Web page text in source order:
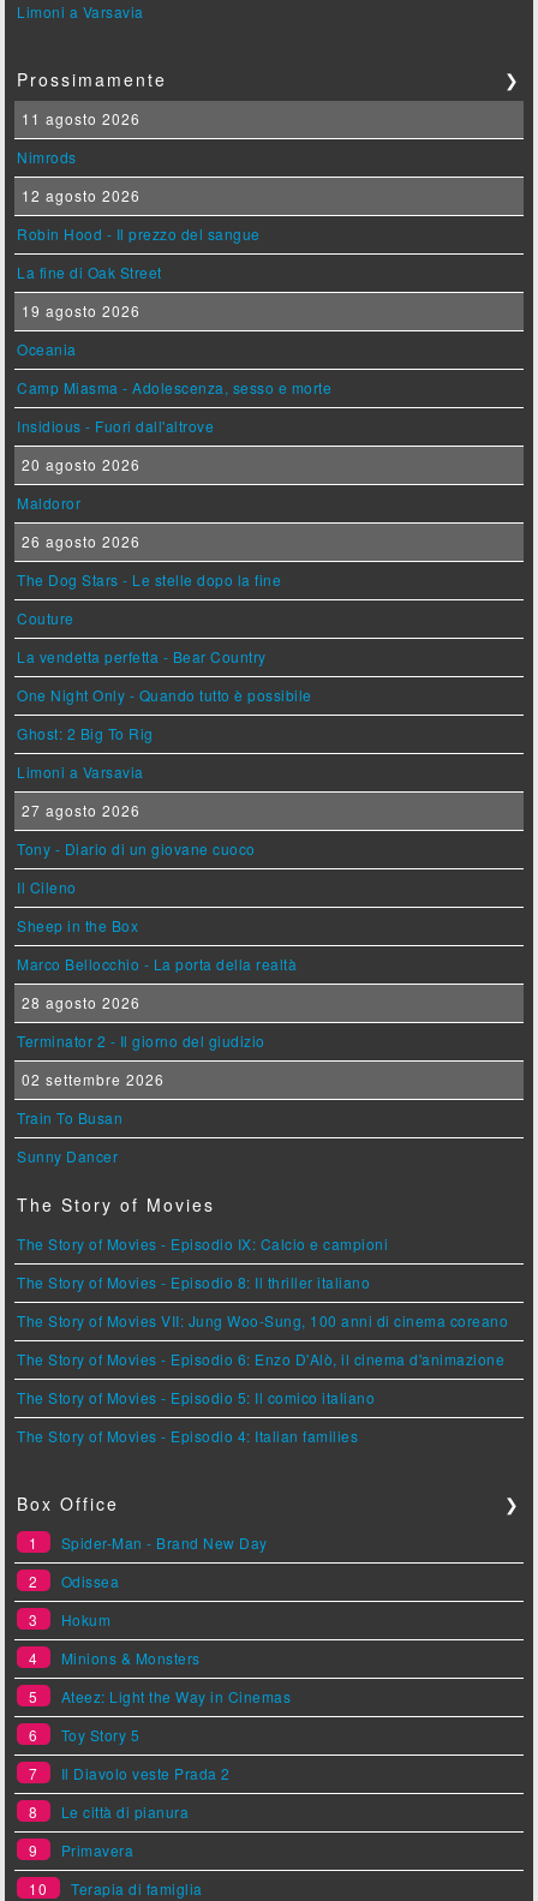
Limoni a Varsavia
Prossimamente ❯
11 agosto 2026
Nimrods
12 agosto 2026
Robin Hood - Il prezzo del sangue
La fine di Oak Street
19 agosto 2026
Oceania
Camp Miasma - Adolescenza, sesso e morte
Insidious - Fuori dall'altrove
20 agosto 2026
Maldoror
26 agosto 2026
The Dog Stars - Le stelle dopo la fine
Couture
La vendetta perfetta - Bear Country
One Night Only - Quando tutto è possibile
Ghost: 2 Big To Rig
Limoni a Varsavia
27 agosto 2026
Tony - Diario di un giovane cuoco
Il Cileno
Sheep in the Box
Marco Bellocchio - La porta della realtà
28 agosto 2026
Terminator 2 - Il giorno del giudizio
02 settembre 2026
Train To Busan
Sunny Dancer
The Story of Movies
The Story of Movies - Episodio IX: Calcio e campioni
The Story of Movies - Episodio 8: Il thriller italiano
The Story of Movies VII: Jung Woo-Sung, 100 anni di cinema coreano
The Story of Movies - Episodio 6: Enzo D'Alò, il cinema d'animazione
The Story of Movies - Episodio 5: Il comico italiano
The Story of Movies - Episodio 4: Italian families
Box Office ❯
1
Spider-Man - Brand New Day
2
Odissea
3
Hokum
4
Minions & Monsters
5
Ateez: Light the Way in Cinemas
6
Toy Story 5
7
Il Diavolo veste Prada 2
8
Le città di pianura
9
Primavera
10
Terapia di famiglia